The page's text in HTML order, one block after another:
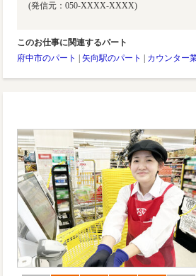
(発信元：050-XXXX-XXXX)
このお仕事に関連するパート
府中市のパート
矢向駅のパート カウンター